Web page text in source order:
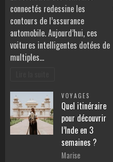
connectés redessine les
contours de l’assurance
automobile. Aujourd’hui, ces
voitures intelligentes dotées de
multiples…
VOYAGES
Quel itinéraire
pour découvrir
l’Inde en 3
semaines ?
Marise